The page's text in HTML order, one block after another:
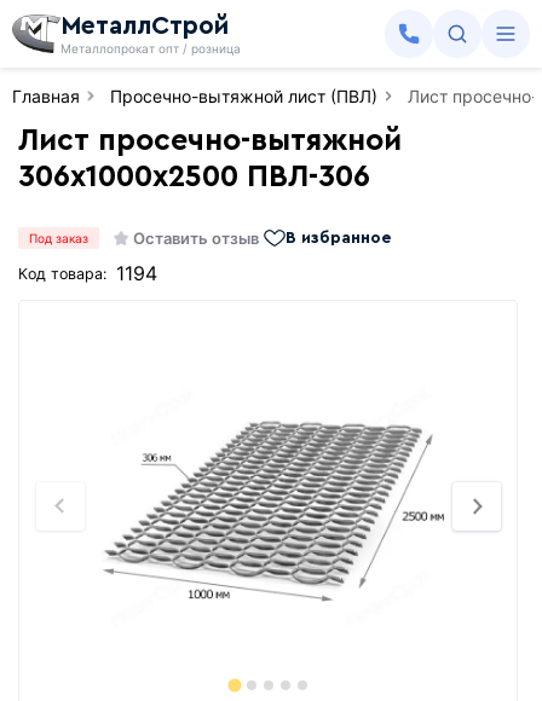
МеталлСтрой
Металлопрокат опт / розница
Главная Просечно-вытяжной лист (ПВЛ) Лист
Лист просечно-вытяжной
306х1000х2500 ПВЛ-306
Под заказ Оставить отзыв В избранное
Код товара: 1194